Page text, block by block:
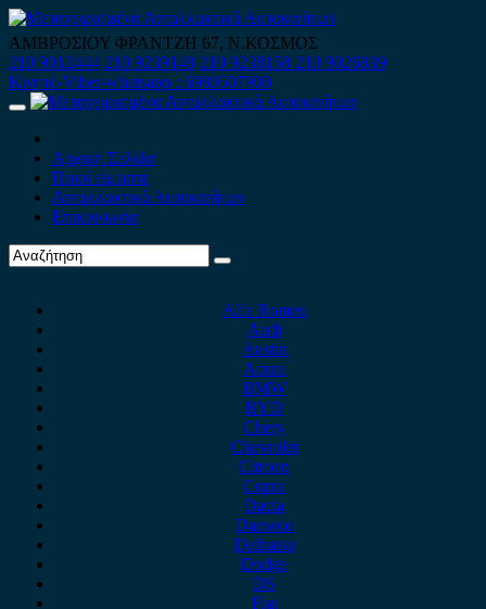
Skip
to
content
ΑΜΒΡΟΣΙΟΥ ΦΡΑΝΤΖΗ 67, Ν.ΚΟΣΜΟΣ
210 9012444 210 9239148 210 9238158 210 9026839
Κινητό-Viber-whatsapp : 6980507900
Primary
Αρχική Σελίδα
Ποιοί είμαστε
Ανταλλακτικά Αυτοκινήτων
Επικοινωνία
Alfa Romeo
Audi
Austin
Acura
BMW
BYD
Chery
Chevrolet
Citroen
Cupra
Dacia
Daewoo
Daihatsu
Dodge
DS
Fiat